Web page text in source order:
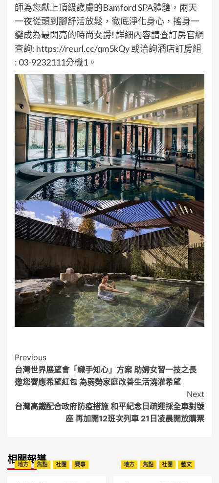
師為您獻上頂級護膚的Bamford SPA體驗，兩天
一夜從頭到腳舒活放鬆，徹底淨化身心，搖身一
變成為最閃亮的時尚女爵! 詳細內容請查訂房官網
查詢: https://reurl.cc/qm5kQy 或洽詢酒店訂房組
: 03-9232111分機1。
Post
Navigation
Previous
台灣世界展望會「織手知心」方案 助婦女習一技之長
邀您響應希望紅包 為弱勢家庭改善生活澆灌希望
Next
台灣高鐵配合政府防疫措施 和平紀念日疏運採全車對號
座 再加開12班次列車 21日凌晨開放購票
相關報導
地方 焦點 社團 賽事 地方 焦點 社團 藝文